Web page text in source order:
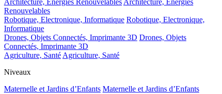
Architecture, Energies Renouvelables Architecture, Energies
Renouvelables
Robotique, Electronique, Informatique Robotique, Electronique,
Informatique
Drones, Objets Connectés, Imprimante 3D Drones, Objets
Connectés, Imprimante 3D
Agriculture, Santé Agriculture, Santé
Niveaux
Maternelle et Jardins d’Enfants Maternelle et Jardins d’Enfants